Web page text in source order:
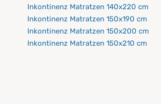
Inkontinenz Matratzen 140x220 cm
Inkontinenz Matratzen 150x190 cm
Inkontinenz Matratzen 150x200 cm
Inkontinenz Matratzen 150x210 cm